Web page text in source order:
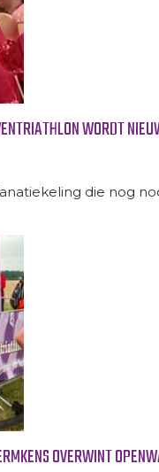
WORDT
die nog
OVERWINT